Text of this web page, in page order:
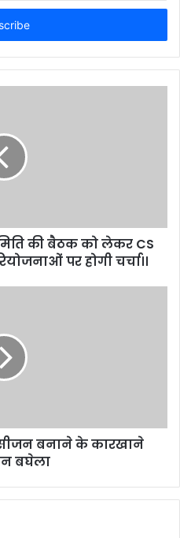
की बैठक को लेकर CS
पर होगी चर्चा।।
बनाने के कारखाने
बघेला